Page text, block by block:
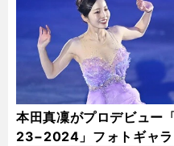
本田真凜がプロデビュー
23−2024」フォトギャ